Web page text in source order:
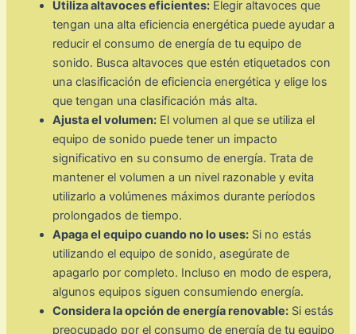
Utiliza altavoces eficientes: Elegir altavoces que
tengan una alta eficiencia energética puede ayudar a
reducir el consumo de energía de tu equipo de
sonido. Busca altavoces que estén etiquetados con
una clasificación de eficiencia energética y elige los
que tengan una clasificación más alta.
Ajusta el volumen: El volumen al que se utiliza el
equipo de sonido puede tener un impacto
significativo en su consumo de energía. Trata de
mantener el volumen a un nivel razonable y evita
utilizarlo a volúmenes máximos durante períodos
prolongados de tiempo.
Apaga el equipo cuando no lo uses: Si no estás
utilizando el equipo de sonido, asegúrate de
apagarlo por completo. Incluso en modo de espera,
algunos equipos siguen consumiendo energía.
Considera la opción de energía renovable: Si estás
preocupado por el consumo de energía de tu equipo